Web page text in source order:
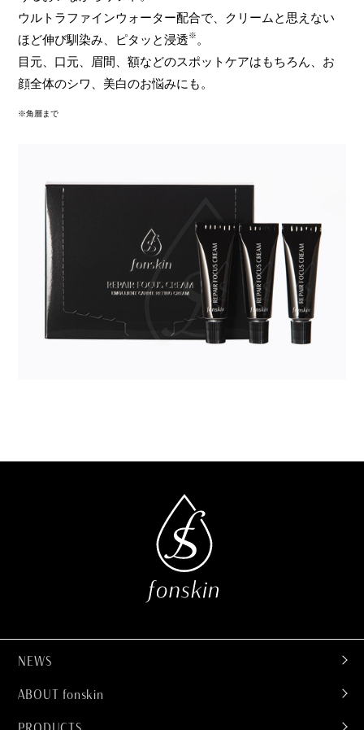
ウルトラファインウォーター配合で、クリームと思えない
ほど伸び馴染み、ピタッと浸透※ 。
目元、口元、眉間、額などのスポットケアはもちろん、お
顔全体のシワ、美白のお悩みにも。
※角層まで
NEWS
ABOUT fonskin